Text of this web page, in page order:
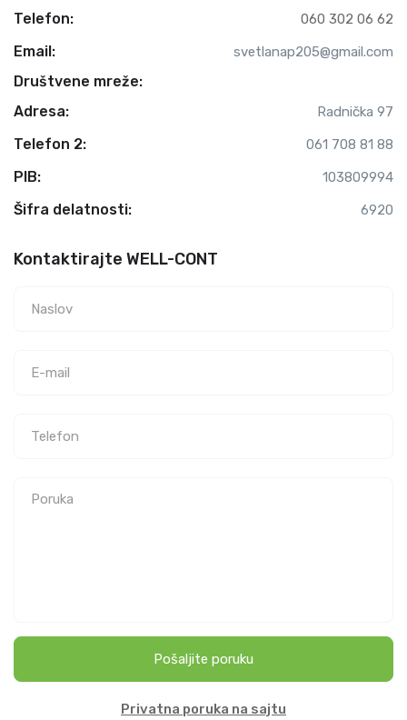
Telefon: 060 302 06 62
Email: svetlanap205@gmail.com
Društvene mreže:
Adresa:
Radnička 97
Telefon 2: 061 708 81 88
PIB: 103809994
Šifra delatnosti: 6920
Kontaktirajte WELL-CONT
Pošaljite poruku
Privatna poruka na sajtu